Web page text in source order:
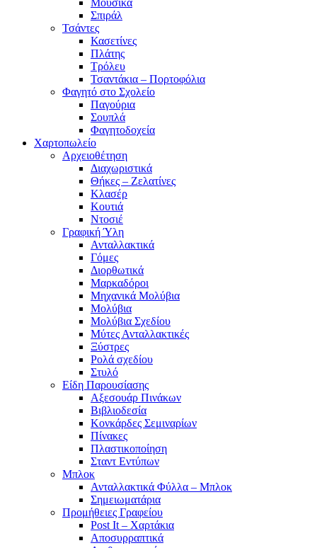
Σπιράλ
Τσάντες
Κασετίνες
Πλάτης
Τρόλευ
Τσαντάκια – Πορτοφόλια
Φαγητό στο Σχολείο
Παγούρια
Σουπλά
Φαγητοδοχεία
Χαρτοπωλείο
Αρχειοθέτηση
Διαχωριστικά
Θήκες – Ζελατίνες
Κλασέρ
Κουτιά
Ντοσιέ
Γραφική Ύλη
Ανταλλακτικά
Γόμες
Διορθωτικά
Μαρκαδόροι
Μηχανικά Μολύβια
Μολύβια
Μολύβια Σχεδίου
Μύτες Ανταλλακτικές
Ξύστρες
Ρολά σχεδίου
Στυλό
Είδη Παρουσίασης
Αξεσουάρ Πινάκων
Βιβλιοδεσία
Κονκάρδες Σεμιναρίων
Πίνακες
Πλαστικοποίηση
Σταντ Εντύπων
Μπλοκ
Ανταλλακτικά Φύλλα – Μπλοκ
Σημειωματάρια
Προμήθειες Γραφείου
Post It – Χαρτάκια
Αποσυρραπτικά